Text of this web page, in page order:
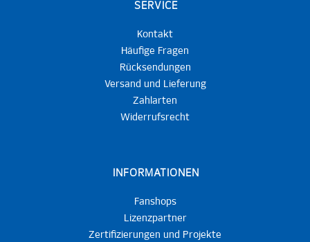
SERVICE
Kontakt
Häufige Fragen
Rücksendungen
Versand und Lieferung
Zahlarten
Widerrufsrecht
INFORMATIONEN
Fanshops
Lizenzpartner
Zertifizierungen und Projekte